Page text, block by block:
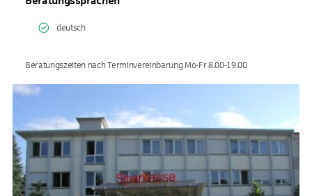
deutsch
Beratungszeiten nach Terminvereinbarung Mo-Fr 8.00-19.00